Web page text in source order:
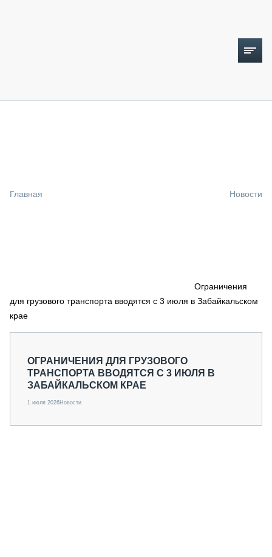
СПЕЦПРОЕКТЫ
МЕРОПРИЯТИЯ
СТАТЬИ ПО КАТЕГОРИЯМ ТЕХНИКИ
Главная Новости
Ограничения
для грузового транспорта вводятся с 3 июля в Забайкальском
крае
ОГРАНИЧЕНИЯ ДЛЯ ГРУЗОВОГО
ТРАНСПОРТА ВВОДЯТСЯ С 3 ИЮЛЯ В
ЗАБАЙКАЛЬСКОМ КРАЕ
1 июля 2026Новости